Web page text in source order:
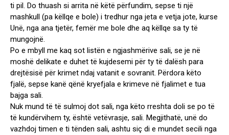
ti pil. Do thuash si arrita në këtë përfundim, sepse ti një
mashkull (pa këllqe e bole) i tredhur nga jeta e vetja jote, kurse
Unë, nga ana tjetër, femër me bole dhe aq këllqe sa ty të
mungojnë.
Po e mbyll me kaq sot listën e ngjashmërive sali, se je në
moshë delikate e duhet të kujdesemi për ty të dalësh para
drejtësisë për krimet ndaj vatanit e sovranit. Përdora këto
fjalë, sepse kanë qënë kryefjala e krimeve në fjalimet e tua
bajga sali.
Nuk mund të të sulmoj dot sali, nga këto rreshta doli se po të
të kundërvihem ty, është vetëvrasje, sali. Megjithatë, unë do
vazhdoj timen e ti tënden sali, ashtu siç di e mundet secili nga